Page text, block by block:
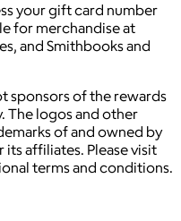
your gift card number
for merchandise at
and Smithbooks and
sponsors of the rewards
The logos and other
of and owned by
affiliates. Please visit
terms and conditions.